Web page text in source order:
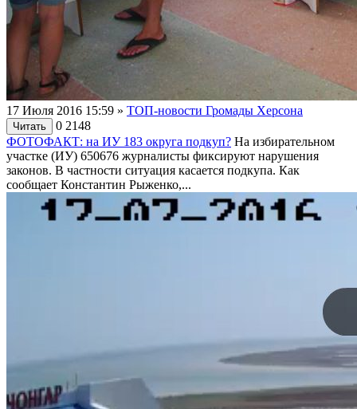
17 Июля 2016 15:59 » ТОП-новости Громады Херсона
Читать 0 2148
ФОТОФАКТ: на ИУ 183 округа подкуп? На избирательном
участке (ИУ) 650676 журналисты фиксируют нарушения
законов. В частности ситуация касается подкупа. Как
сообщает Константин Рыженко,...